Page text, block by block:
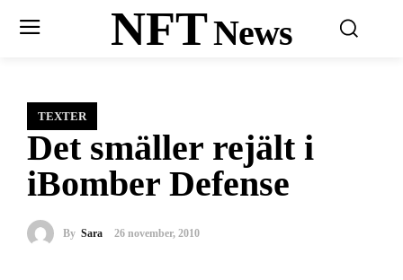
NFTNews
TEXTER
Det smäller rejält i
iBomber Defense
By Sara 26 november, 2010